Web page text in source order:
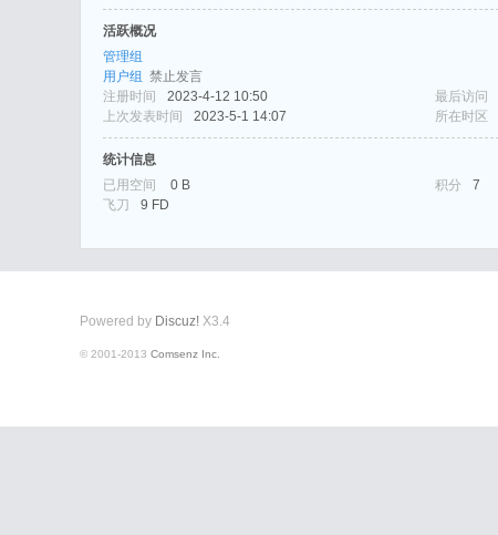
爱
活跃概况
管理组
用户组 禁止发言
注册时间
2023-4-12 10:50 最后访问
上次发表时间
2023-5-1 14:07 所在时区
统计信息
已用空间
0 B 积分 7
飞刀
9 FD
Powered by Discuz! X3.4
© 2001-2013 Comsenz Inc.